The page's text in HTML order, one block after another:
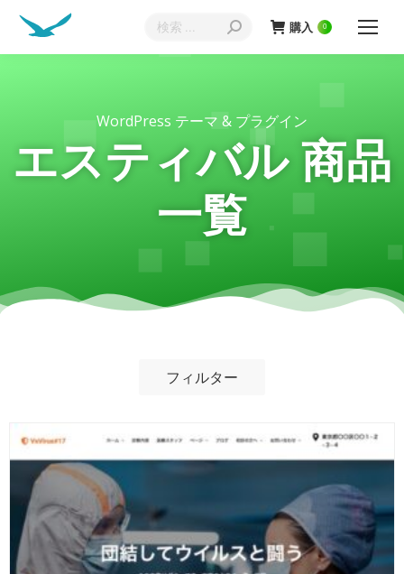
購入 0
WordPress テーマ & プラグイン
エスティバル 商品
一覧
フィルター